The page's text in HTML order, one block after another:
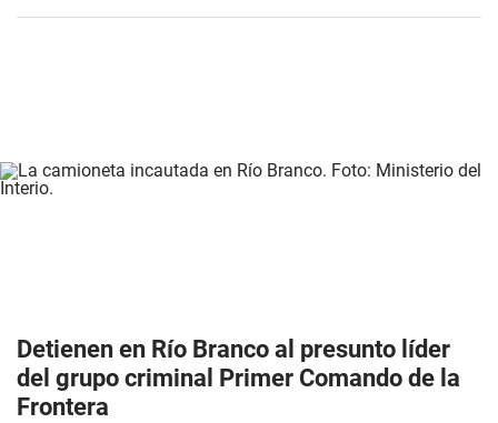
Detienen en Río Branco al presunto líder
del grupo criminal Primer Comando de la
Frontera